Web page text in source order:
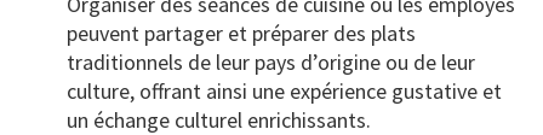
peuvent partager et préparer des plats
traditionnels de leur pays d’origine ou de leur
culture, offrant ainsi une expérience gustative et
un échange culturel enrichissants.